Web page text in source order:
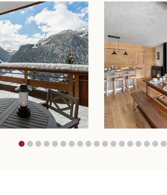
1 2 3 4 5 6 7 8 9 1011 121314